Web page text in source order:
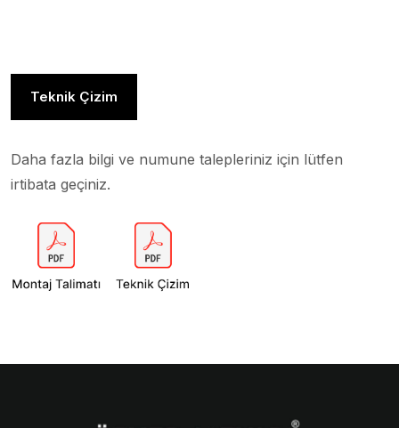
Teknik Çizim
Daha fazla bilgi ve numune talepleriniz için lütfen
irtibata geçiniz.